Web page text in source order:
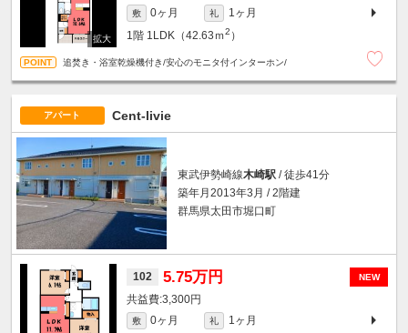
敷 0ヶ月 礼
1ヶ月
1階 1LDK（42.63ｍ2 ）
追焚き・浴室乾燥機付き/安心のモニタ付インターホン/
アパート Cent-livie
東武伊勢崎線木崎駅 / 徒歩41分
築年月2013年3月 / 2階建
群馬県太田市堀口町
NEW
102 5.75万円
3,300円
敷 0ヶ月 礼
1ヶ月